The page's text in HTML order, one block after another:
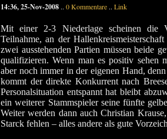
14:36, 25-Nov-2008 .. 0 Kommentare .. Link
Mit einer 2-3 Niederlage scheinen die
Teilnahme, an der
zwei ausstehenden Partien müssen beide
qualifizieren. Wenn man es positiv sehen
aber noch immer in der eigenen Hand,
kommt der direkte Konkurrent nach
Personalsituation entspannt hat bleibt
ein weiterer Stammspieler seine fünfte
Weiter werden dann auch Christian
Starck fehlen – alles andere als gute